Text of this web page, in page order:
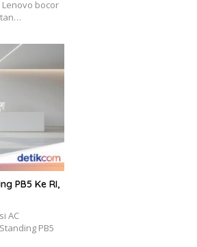
Lenovo bocor
PB5 Ke RI,
AC
PB5